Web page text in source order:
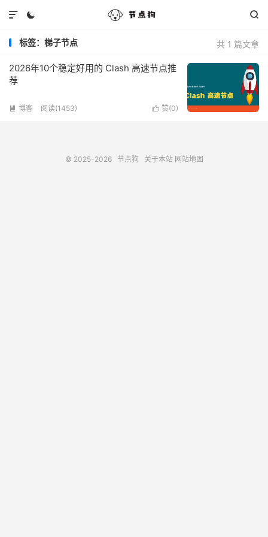
 

共 1 篇文章
标签：梯子节点
2026年10个稳定好用的 Clash 高速节点推
荐
 赞(0)
 博客 阅读(1453)
© 2025-2026 节点狗 关于本站 网站地图